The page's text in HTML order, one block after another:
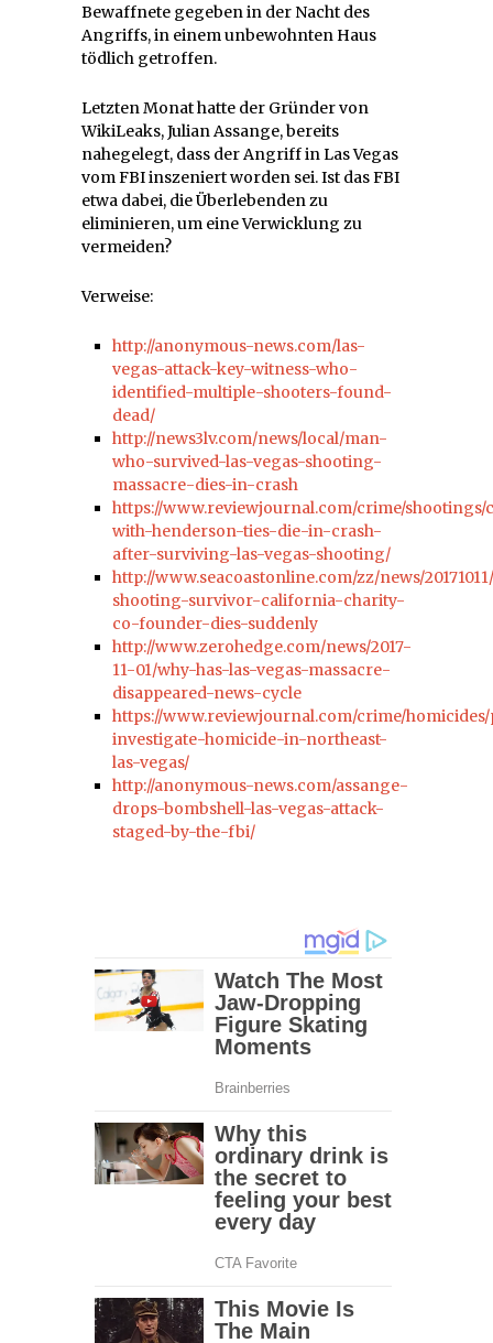
Bewaffnete gegeben in der Nacht des
Angriffs, in einem unbewohnten Haus
tödlich getroffen.
Letzten Monat hatte der Gründer von
WikiLeaks, Julian Assange, bereits
nahegelegt, dass der Angriff in Las Vegas
vom FBI inszeniert worden sei. Ist das FBI
etwa dabei, die Überlebenden zu
eliminieren, um eine Verwicklung zu
vermeiden?
Verweise:
http://anonymous-news.com/las-
vegas-attack-key-witness-who-
identified-multiple-shooters-found-
dead/
http://news3lv.com/news/local/man-
who-survived-las-vegas-shooting-
massacre-dies-in-crash
https://www.reviewjournal.com/crime/shootings/
with-henderson-ties-die-in-crash-
after-surviving-las-vegas-shooting/
http://www.seacoastonline.com/zz/news/
shooting-survivor-california-charity-
co-founder-dies-suddenly
http://www.zerohedge.com/news/2017-
11-01/why-has-las-vegas-massacre-
disappeared-news-cycle
https://www.reviewjournal.com/crime/
investigate-homicide-in-northeast-
las-vegas/
http://anonymous-news.com/assange-
drops-bombshell-las-vegas-attack-
staged-by-the-fbi/